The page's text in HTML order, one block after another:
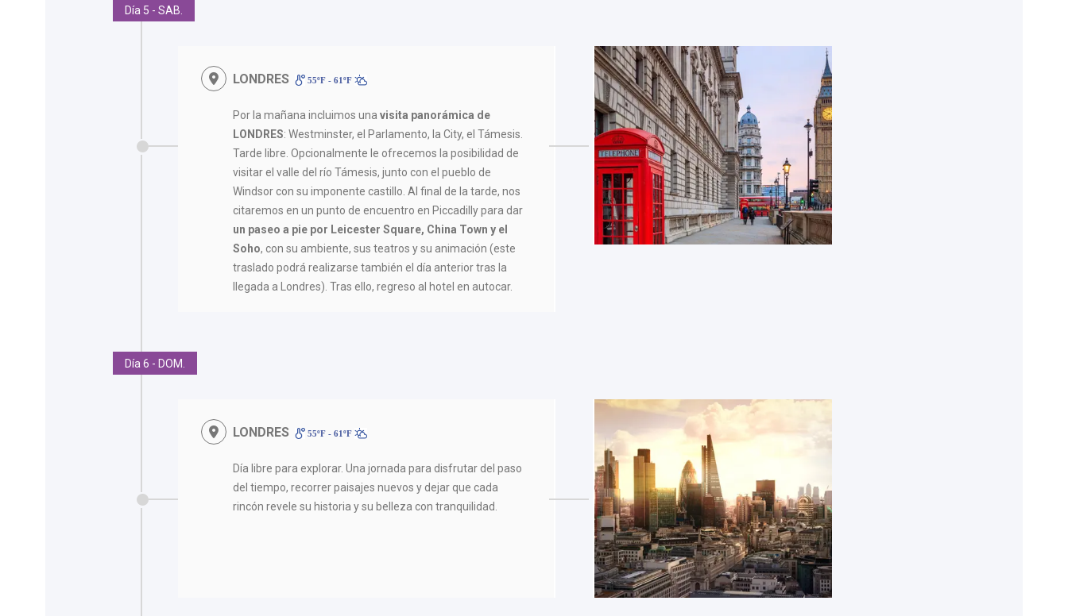
Día 5 - SAB.
LONDRES 55ºF - 61ºF
Por la mañana incluimos una visita panorámica de
LONDRES: Westminster, el Parlamento, la City, el Támesis.
Tarde libre. Opcionalmente le ofrecemos la posibilidad de
visitar el valle del río Támesis, junto con el pueblo de
Windsor con su imponente castillo. Al final de la tarde, nos
citaremos en un punto de encuentro en Piccadilly para dar
un paseo a pie por Leicester Square, China Town y el
Soho, con su ambiente, sus teatros y su animación (este
traslado podrá realizarse también el día anterior tras la
llegada a Londres). Tras ello, regreso al hotel en autocar.
Día 6 - DOM.
LONDRES 55ºF - 61ºF
Día libre para explorar. Una jornada para disfrutar del paso
del tiempo, recorrer paisajes nuevos y dejar que cada
rincón revele su historia y su belleza con tranquilidad.